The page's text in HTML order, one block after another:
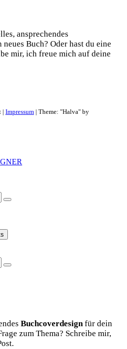
ansprechendes
Buch? Oder hast du eine
mir, ich freue mich auf deine
| Impressum | Theme: "Halva" by
Buchcoverdesignfür dein
zum Thema? Schreibe mir,